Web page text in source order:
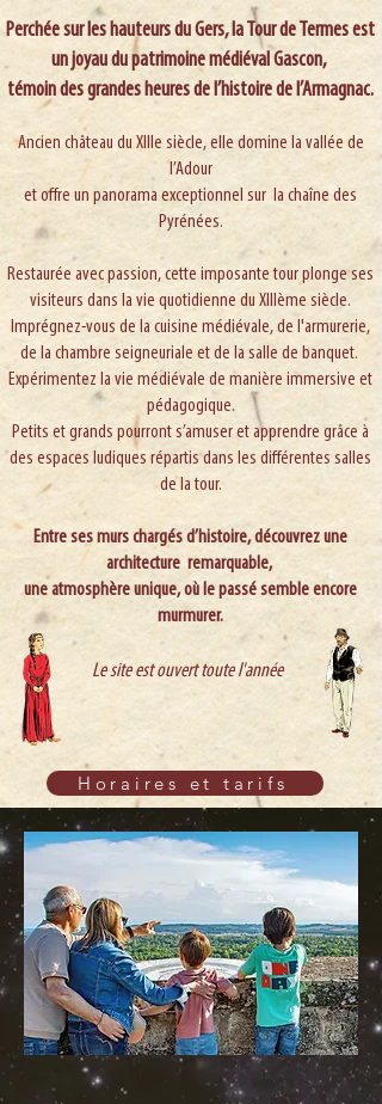
Perchée sur les hauteurs du Gers, la Tour de Termes est
un joyau du patrimoine médiéval Gascon,
témoin des grandes heures de l’histoire de l’Armagnac.
Ancien château du XIIIe siècle, elle domine la vallée de
l’Adour
et offre un panorama exceptionnel sur la chaîne des
Pyrénées.
Restaurée avec passion, cette imposante tour plonge ses
visiteurs dans la vie quotidienne du XIIIème siècle.
Imprégnez-vous de la cuisine médiévale, de l'armurerie,
de la chambre seigneuriale et de la salle de banquet.
Expérimentez la vie médiévale de manière immersive et
pédagogique.
Petits et grands pourront s’amuser et apprendre grâce à
des espaces ludiques répartis dans les différentes salles
de la tour.
Entre ses murs chargés d’histoire, découvrez une
architecture remarquable,
une atmosphère unique, où le passé semble encore
murmurer.
Le site est ouvert toute l'année
Horaires et tarifs
"Les heures fraîches à la